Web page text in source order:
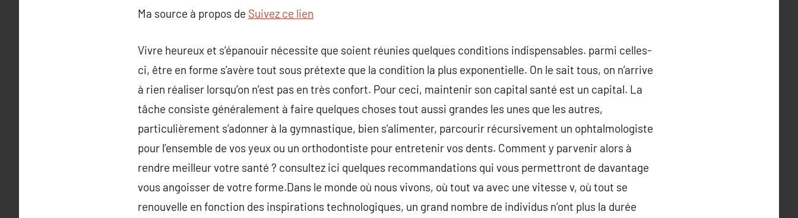
Ma source à propos de Suivez ce lien
Vivre heureux et s’épanouir nécessite que soient réunies quelques conditions indispensables. parmi celles-
ci, être en forme s’avère tout sous prétexte que la condition la plus exponentielle. On le sait tous, on n’arrive
à rien réaliser lorsqu’on n’est pas en très confort. Pour ceci, maintenir son capital santé est un capital. La
tâche consiste généralement à faire quelques choses tout aussi grandes les unes que les autres,
particulièrement s’adonner à la gymnastique, bien s’alimenter, parcourir récursivement un ophtalmologiste
pour l’ensemble de vos yeux ou un orthodontiste pour entretenir vos dents. Comment y parvenir alors à
rendre meilleur votre santé ? consultez ici quelques recommandations qui vous permettront de davantage
vous angoisser de votre forme.Dans le monde où nous vivons, où tout va avec une vitesse v, où tout se
renouvelle en fonction des inspirations technologiques, un grand nombre de individus n’ont plus la durée